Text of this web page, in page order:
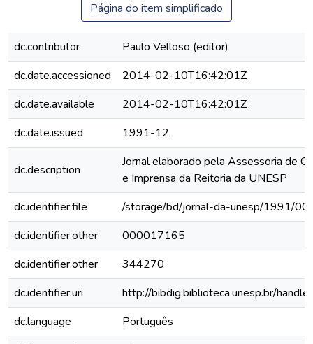
Página do item simplificado
dc.contributor
Paulo Velloso (editor)
dc.date.accessioned
2014-02-10T16:42:01Z
dc.date.available
2014-02-10T16:42:01Z
dc.date.issued
1991-12
dc.description
Jornal elaborado pela Assessoria de
e Imprensa da Reitoria da UNESP
dc.identifier.file
/storage/bd/jornal-da-unesp/1991/
dc.identifier.other
000017165
dc.identifier.other
344270
dc.identifier.uri
http://bibdig.biblioteca.unesp.br/
dc.language
Português